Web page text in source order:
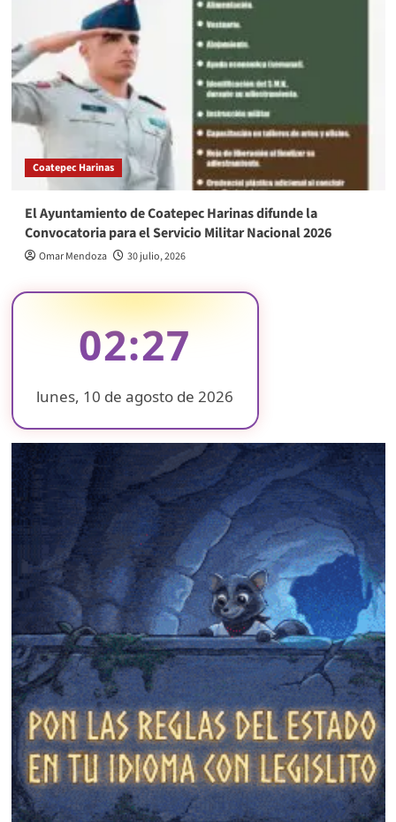
Coatepec Harinas
El Ayuntamiento de Coatepec Harinas difunde la
Convocatoria para el Servicio Militar Nacional 2026
Omar Mendoza 30 julio, 2026
02:27
lunes, 10 de agosto de 2026
❄
❄
❄
❄
❄